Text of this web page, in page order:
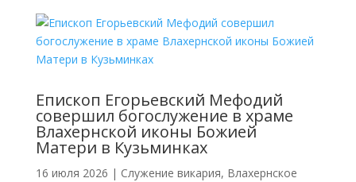
Епископ Егорьевский Мефодий
совершил богослужение в храме
Влахернской иконы Божией
Матери в Кузьминках
16 июля 2026 | Cлужение викария, Влахернское